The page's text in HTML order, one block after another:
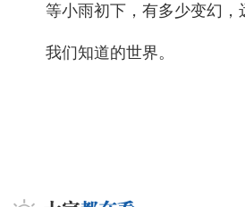
等小雨初下，有多少变幻，
我们知道的世界。